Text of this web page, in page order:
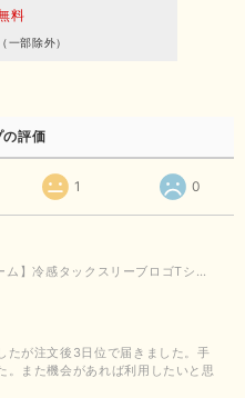
料
一部除外）
の評価
1 0
【QTUME／クチューム】冷感タックスリーブロゴTシャツ（ライトグレー）
たが注文後3日位で届きました。手
。また機会があれば利用したいと思